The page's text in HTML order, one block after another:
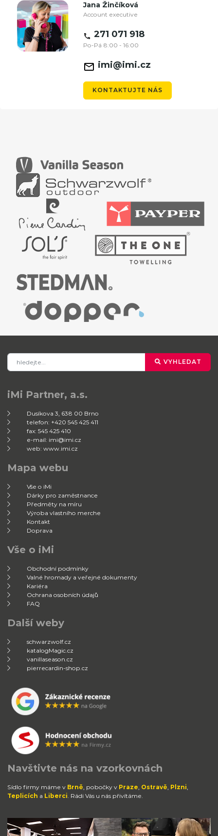
Jana Žinčíková
Account executive
271 071 918
Po-Pá 8:00 - 16:00
imi@imi.cz
KONTAKTUJTE NÁS
VYHLEDAT
iMi Partner, a.s.
Dusíkova 3, 638 00 Brno
telefon: +420 545 425 411
fax: 545 425 410
e-mail: imi@imi.cz
web: www.imi.cz
Mapa webu
Vše o iMi
Dárky pro zaměstnance
Předměty na míru
Výroba vlastního merche
Kontakt
Doprava
Vše o iMi
Obchodní podmínky
Valné hromady a veřejné dokumenty
Kariéra
Ochrana osobních údajů
FAQ
Další weby
schwarzwolf.cz
katalogMagic.cz
vanillaseason.cz
pierrecardin-shop.cz
Navštivte nás na vzorkovnách
Sídlo firmy máme v Brně , pobočky v Praze Ostravě Plzni
Teplicích a Liberci . Rádi Vás u nás přivítáme.